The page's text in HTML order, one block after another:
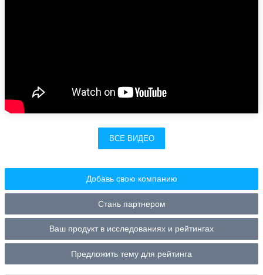
ВСЕ ВИДЕО
Добавь свою компанию
Стань партнером
Ваш продукт в исследованиях и рейтингах
Предложить тему для рейтинга